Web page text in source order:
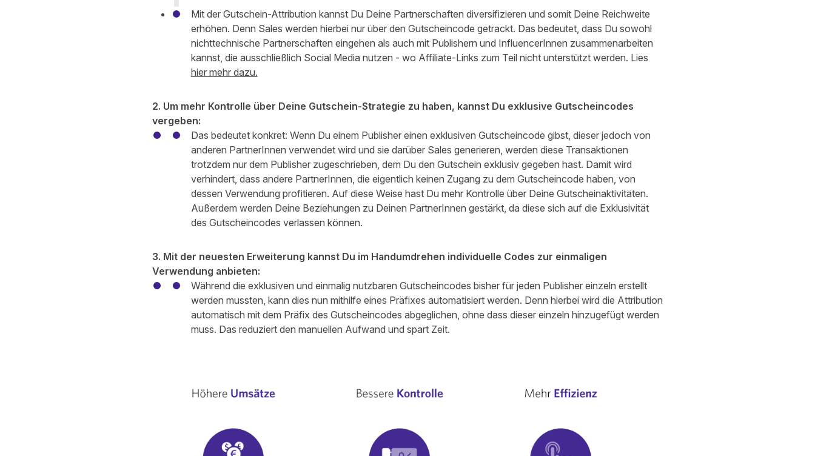
Mit der Gutschein-Attribution kannst Du Deine Partnerschaften diversifizieren und somit Deine Reichweite
erhöhen. Denn Sales werden hierbei nur über den Gutscheincode getrackt. Das bedeutet, dass Du sowohl
nichttechnische Partnerschaften eingehen als auch mit Publishern und InfluencerInnen zusammenarbeiten
kannst, die ausschließlich Social Media nutzen - wo Affiliate-Links zum Teil nicht unterstützt werden. Lies
hier mehr dazu.
2. Um mehr Kontrolle über Deine Gutschein-Strategie zu haben, kannst Du exklusive Gutscheincodes
vergeben:
Das bedeutet konkret: Wenn Du einem Publisher einen exklusiven Gutscheincode gibst, dieser jedoch von
anderen PartnerInnen verwendet wird und sie darüber Sales generieren, werden diese Transaktionen
trotzdem nur dem Publisher zugeschrieben, dem Du den Gutschein exklusiv gegeben hast. Damit wird
verhindert, dass andere PartnerInnen, die eigentlich keinen Zugang zu dem Gutscheincode haben, von
dessen Verwendung profitieren. Auf diese Weise hast Du mehr Kontrolle über Deine Gutscheinaktivitäten.
Außerdem werden Deine Beziehungen zu Deinen PartnerInnen gestärkt, da diese sich auf die Exklusivität
des Gutscheincodes verlassen können.
3. Mit der neuesten Erweiterung kannst Du im Handumdrehen individuelle Codes zur einmaligen
Verwendung anbieten:
Während die exklusiven und einmalig nutzbaren Gutscheincodes bisher für jeden Publisher einzeln erstellt
werden mussten, kann dies nun mithilfe eines Präfixes automatisiert werden. Denn hierbei wird die Attribution
automatisch mit dem Präfix des Gutscheincodes abgeglichen, ohne dass dieser einzeln hinzugefügt werden
muss. Das reduziert den manuellen Aufwand und spart Zeit.